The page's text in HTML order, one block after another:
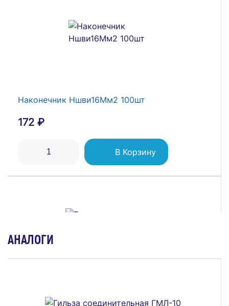
Наконечник Ншви16Мм2 100шт
172 ₽
В Корзину
Гильза луженая медная ТМЛ 10-8-5 опрес. КВТ
АНАЛОГИ